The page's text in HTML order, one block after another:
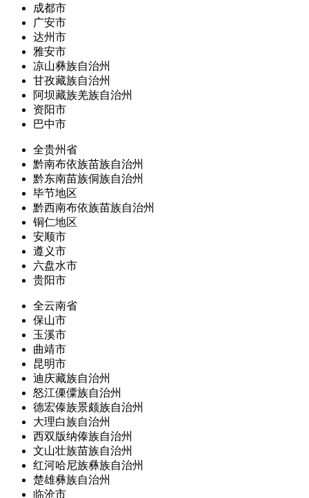
成都市
广安市
达州市
雅安市
凉山彝族自治州
甘孜藏族自治州
阿坝藏族羌族自治州
资阳市
巴中市
全贵州省
黔南布依族苗族自治州
黔东南苗族侗族自治州
毕节地区
黔西南布依族苗族自治州
铜仁地区
安顺市
遵义市
六盘水市
贵阳市
全云南省
保山市
玉溪市
曲靖市
昆明市
迪庆藏族自治州
怒江傈僳族自治州
德宏傣族景颇族自治州
大理白族自治州
西双版纳傣族自治州
文山壮族苗族自治州
红河哈尼族彝族自治州
楚雄彝族自治州
临沧市